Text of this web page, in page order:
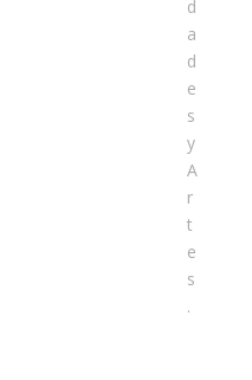
d
a
d
e
s
y
A
r
t
e
s
.